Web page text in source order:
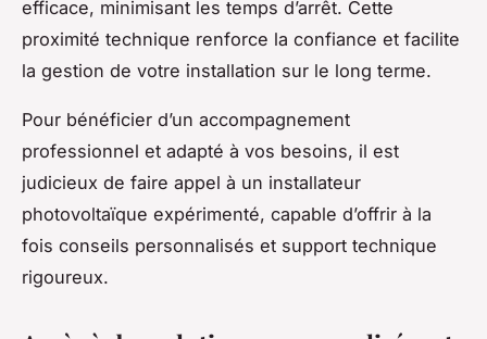
efficace, minimisant les temps d’arrêt. Cette
proximité technique renforce la confiance et facilite
la gestion de votre installation sur le long terme.
Pour bénéficier d’un accompagnement
professionnel et adapté à vos besoins, il est
judicieux de faire appel à un installateur
photovoltaïque expérimenté, capable d’offrir à la
fois conseils personnalisés et support technique
rigoureux.